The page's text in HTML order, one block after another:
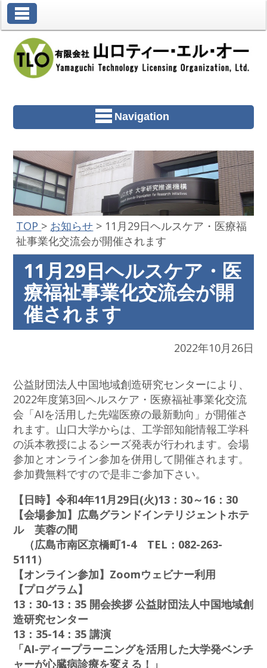
Navigation
TOP > お知らせ > 11月29日ヘルスケア・医療福
祉事業化交流会が開催されます
11月29日ヘルスケア・医
療福祉事業化交流会が開
催されます
2022年10月26日
公益財団法人中国地域創造研究センターにより、
2022年度第3回ヘルスケア・医療福祉事業化交流
会「AIを活用した先端医療の最新動向」が開催さ
れます。山口大学からは、工学部知能情報工学科
の浜本教授によるシーズ発表が行われます。会場
参加とオンライン参加を併用して開催されます。
参加費無料ですので是非ご参加下さい。
【日時】令和4年11月29日(火)13：30～16：30
【会場参加】広島グランドインテリジェントホテ
ル 芙蓉の間
（広島市南区京橋町1-4 TEL：082-263-
5111）
【オンライン参加】Zoomウェビナー利用
【プログラム】
13：30-13：35 開会挨拶 公益財団法人中国地域創
造研究センター
13：35-14：35 講演
「AI-ディープラーニングを活用した大学発ベンチ
ャーが心臓病診療を変える！」